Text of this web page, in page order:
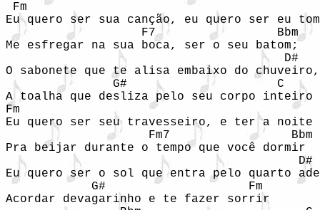
Eu quero ser sua canção, eu quero ser eu
                   F7                 Bbm
Me esfregar na sua boca, ser o seu batom;
                                       D#
O sabonete que te alisa embaixo do chuveiro,
               G#                     C
A toalha que desliza pelo seu corpo inteiro
Eu quero ser seu travesseiro, e ter a
                    Fm7                 Bbm
Pra beijar durante o tempo que você dormir
Eu quero ser o sol que entra pelo quarto
            G#                    Fm
Acordar devagarinho e te fazer sorrir